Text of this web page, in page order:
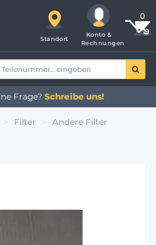
Standort
Konto &
Rechnungen
Frage? Schreibe uns!
Filter
Andere Filter